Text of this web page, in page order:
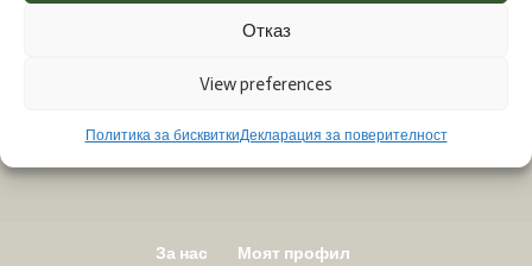
Отказ
View preferences
Политика за бисквиткиДекларация за поверителност
За нас
Моят профил